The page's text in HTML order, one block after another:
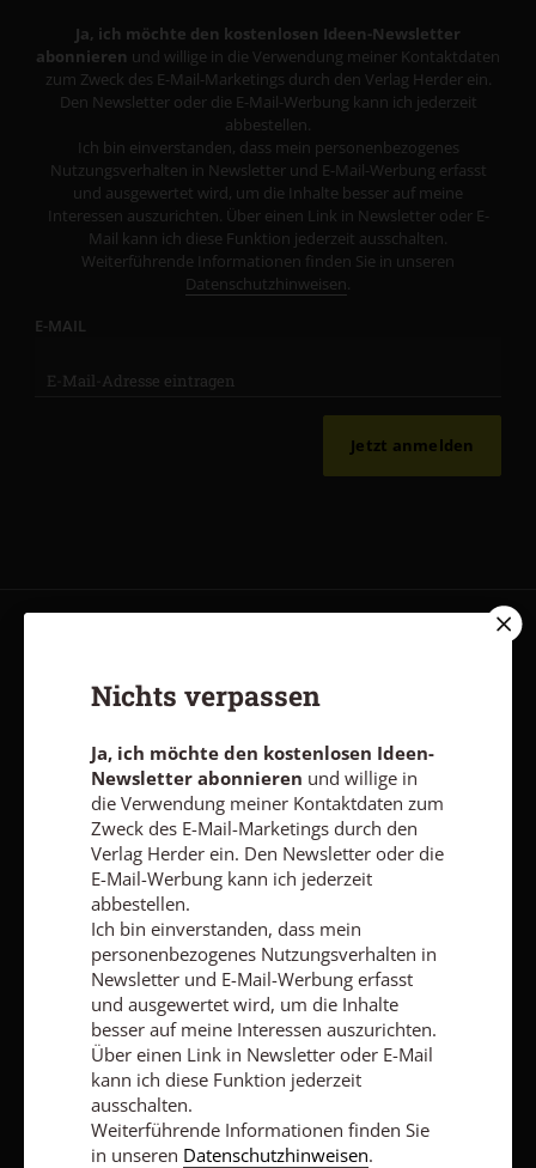
Ja, ich möchte den kostenlosen Ideen-Newsletter
abonnieren und willige in die Verwendung meiner Kontaktdaten
zum Zweck des E-Mail-Marketings durch den Verlag Herder ein.
Den Newsletter oder die E-Mail-Werbung kann ich jederzeit
abbestellen.
Ich bin einverstanden, dass mein personenbezogenes
Nutzungsverhalten in Newsletter und E-Mail-Werbung erfasst
und ausgewertet wird, um die Inhalte besser auf meine
Interessen auszurichten. Über einen Link in Newsletter oder E-
Mail kann ich diese Funktion jederzeit ausschalten.
Weiterführende Informationen finden Sie in unseren
Datenschutzhinweisen.
E-MAIL
Jetzt anmelden
Vertrag widerrufen Abo online kündigen
Nach oben
Nichts verpassen
Ja, ich möchte den kostenlosen Ideen-
Newsletter abonnieren und willige in
die Verwendung meiner Kontaktdaten zum
Zweck des E-Mail-Marketings durch den
Verlag Herder ein. Den Newsletter oder die
E-Mail-Werbung kann ich jederzeit
abbestellen.
Ich bin einverstanden, dass mein
personenbezogenes Nutzungsverhalten in
Newsletter und E-Mail-Werbung erfasst
und ausgewertet wird, um die Inhalte
besser auf meine Interessen auszurichten.
Über einen Link in Newsletter oder E-Mail
kann ich diese Funktion jederzeit
ausschalten.
Weiterführende Informationen finden Sie
in unseren Datenschutzhinweisen.